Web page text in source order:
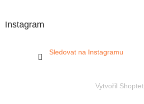
Instagram
Sledovat na Instagramu
Vytvořil Shoptet